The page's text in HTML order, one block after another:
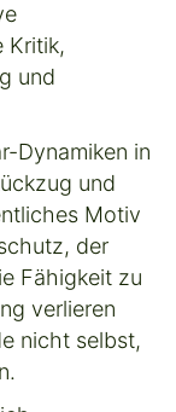
Kritik,
und
Dynamiken in
und
Motiv
der
Fähigkeit zu
verlieren
nicht selbst,